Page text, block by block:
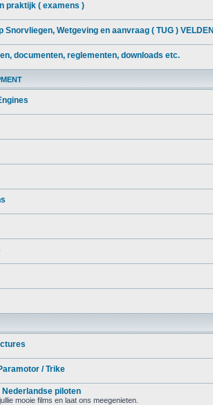
praktijk ( examens )
Snorvliegen, Wetgeving en aanvraag ( TUG )
documenten, reglementen, downloads etc.
/ Trike
Nederlandse piloten
mooie films en laat ons meegenieten.